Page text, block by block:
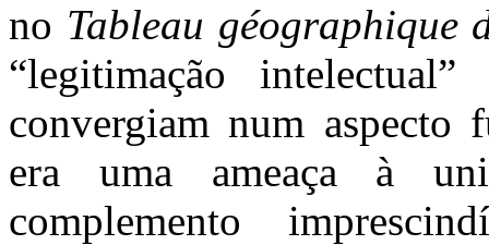
no Tableau géographique
“legitimação
convergiam num aspecto
era uma ameaça à
complemento